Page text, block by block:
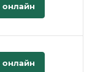
онлайн
онлайн